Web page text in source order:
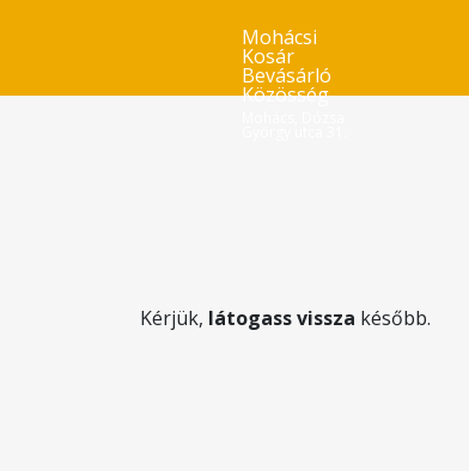
Mohácsi
Kosár
Bevásárló
Közösség
Kérjük, látogass vissza később.